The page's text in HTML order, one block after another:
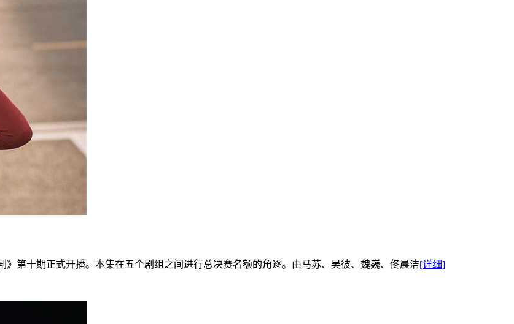
第十期正式开播。本集在五个剧组之间进行总决赛名额的角逐。由马苏、吴彼、魏巍、佟晨洁[详细]